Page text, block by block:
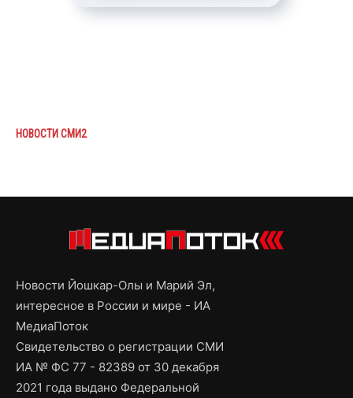
НОВОСТИ СМИ2
Новости Йошкар-Олы и Марий Эл,
интересное в России и мире - ИА
МедиаПоток
Свидетельство о регистрации СМИ
ИА № ФС 77 - 82389 от 30 декабря
2021 года выдано Федеральной